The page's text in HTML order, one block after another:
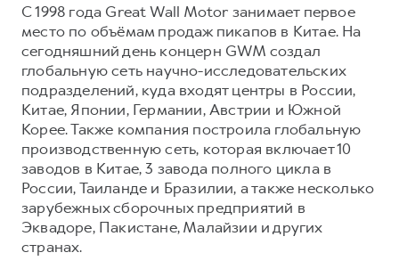
С 1998 года Great Wall Motor занимает первое
место по объёмам продаж пикапов в Китае. На
сегодняшний день концерн GWM создал
глобальную сеть научно-исследовательских
подразделений, куда входят центры в России,
Китае, Японии, Германии, Австрии и Южной
Корее. Также компания построила глобальную
производственную сеть, которая включает 10
заводов в Китае, 3 завода полного цикла в
России, Таиланде и Бразилии, а также несколько
зарубежных сборочных предприятий в
Эквадоре, Пакистане, Малайзии и других
странах.